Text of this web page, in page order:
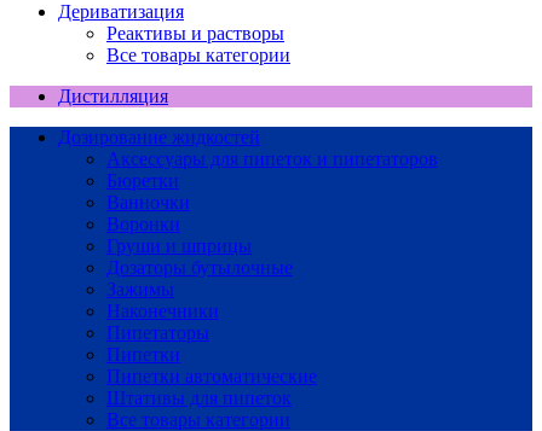
Дериватизация
Реактивы и растворы
Все товары категории
Дистилляция
Дозирование жидкостей
Аксессуары для пипеток и пипетаторов
Бюретки
Ванночки
Воронки
Груши и шприцы
Дозаторы бутылочные
Зажимы
Наконечники
Пипетаторы
Пипетки
Пипетки автоматические
Штативы для пипеток
Все товары категории